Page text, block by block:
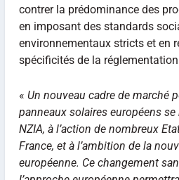
contrer la prédominance des
en imposant des standards
environnementaux stricts et en
spécificités de la
« Un nouveau cadre de marché
panneaux solaires européens
NZIA, à l’action de nombreux
France, et à l’ambition de la
européenne. Ce changement